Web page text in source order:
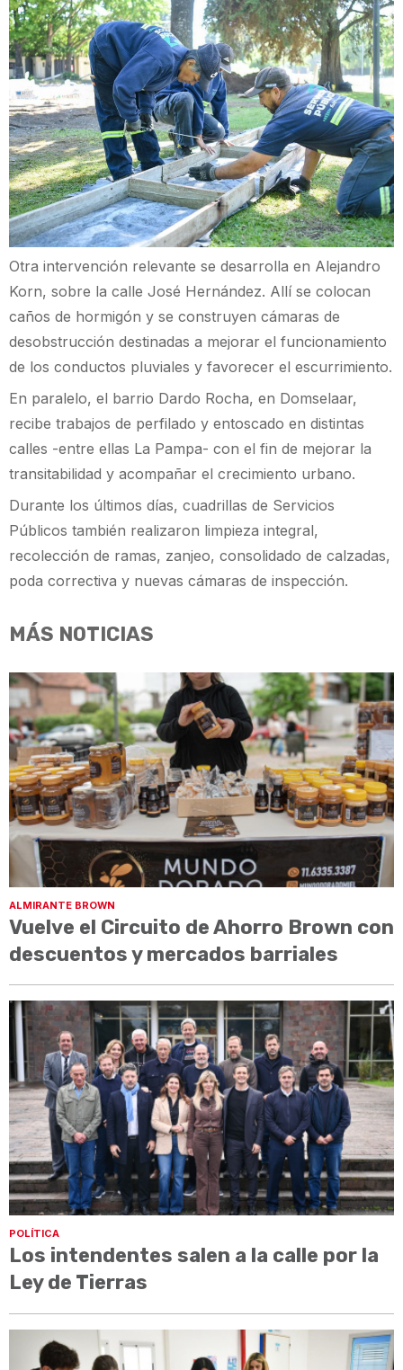
Otra intervención relevante se desarrolla en Alejandro
Korn, sobre la calle José Hernández. Allí se colocan
caños de hormigón y se construyen cámaras de
desobstrucción destinadas a mejorar el funcionamiento
de los conductos pluviales y favorecer el escurrimiento.
En paralelo, el barrio Dardo Rocha, en Domselaar,
recibe trabajos de perfilado y entoscado en distintas
calles -entre ellas La Pampa- con el fin de mejorar la
transitabilidad y acompañar el crecimiento urbano.
Durante los últimos días, cuadrillas de Servicios
Públicos también realizaron limpieza integral,
recolección de ramas, zanjeo, consolidado de calzadas,
poda correctiva y nuevas cámaras de inspección.
MÁS NOTICIAS
ALMIRANTE BROWN
Vuelve el Circuito de Ahorro Brown con
descuentos y mercados barriales
POLÍTICA
Los intendentes salen a la calle por la
Ley de Tierras